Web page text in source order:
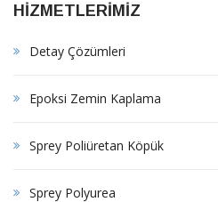
HİZMETLERİMİZ
Detay Çözümleri
Epoksi Zemin Kaplama
Sprey Poliüretan Köpük
Sprey Polyurea